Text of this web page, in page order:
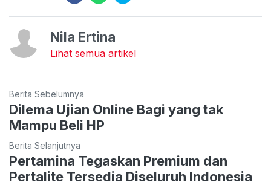
Nila Ertina
Lihat semua artikel
Berita Sebelumnya
Dilema Ujian Online Bagi yang tak
Mampu Beli HP
Berita Selanjutnya
Pertamina Tegaskan Premium dan
Pertalite Tersedia Diseluruh Indonesia